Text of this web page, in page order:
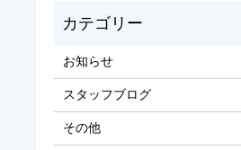
お知らせ
スタッフブログ
その他